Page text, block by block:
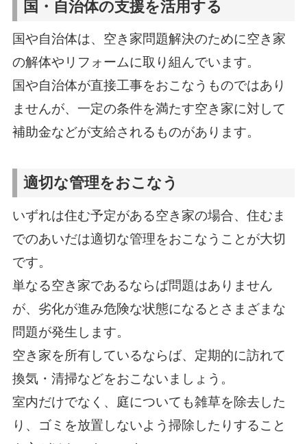
国・自治体の支援を活用する
国や自治体は、空き家問題解決のために空き家
の解体やリフォームに取り組んでいます。
国や自治体が直接工事をおこなうものではあり
ませんが、一定の条件を満たす空き家に対して
補助金などが支給されるものがあります。
適切な管理をおこなう
いずれは住む予定がある空き家の場合、住むま
でのあいだは適切な管理をおこなうことが大切
です。
単なる空き家であるならば問題はありません
が、劣化が進み危険な状態になるとさまざまな
問題が発生します。
空き家を所有しているならば、定期的に訪れて
換気・清掃などをおこないましょう。
室内だけでなく、庭についても雑草を除去した
り、ゴミを放置しないよう掃除したりすること